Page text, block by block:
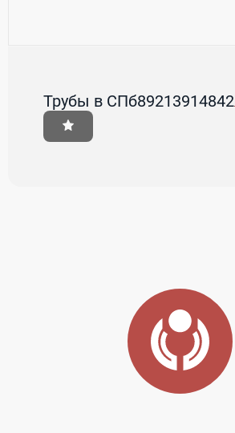
Трубы в СПб89213914842